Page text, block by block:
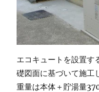
エコキュートを設置す
礎図面に基づいて施工
重量は本体＋貯湯量